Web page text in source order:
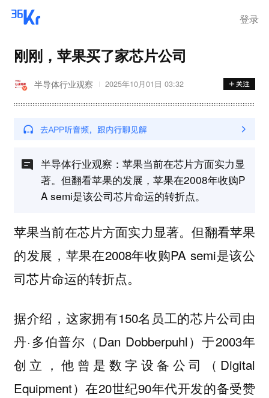
登录
刚刚，苹果买了家芯片公司
半导体行业观察 2025年10月01日 03:32
半导体行业观察：苹果当前在芯片方面实力显
著。但翻看苹果的发展，苹果在2008年收购P
A semi是该公司芯片命运的转折点。
苹果当前在芯片方面实力显著。但翻看苹果
的发展，苹果在2008年收购PA semi是该公
司芯片命运的转折点。
据介绍，这家拥有150名员工的芯片公司由
丹·多伯普尔（Dan Dobberpuhl）于2003年
创立，他曾是数字设备公司（Digital
Equipment）在20世纪90年代开发的备受赞